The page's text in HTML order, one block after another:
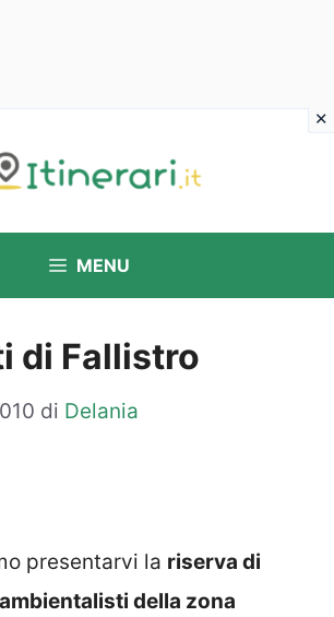
MENU
di Fallistro
di Delania
presentarvi la riserva di
della zona